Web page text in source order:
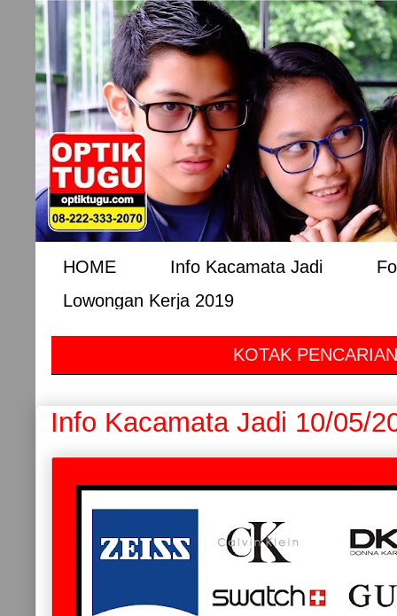
HOME Info Kacamata Jadi
Lowongan Kerja 2019
KOTAK
Info Kacamata Jadi 10/05/